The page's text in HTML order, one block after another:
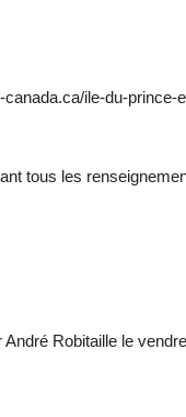
ile-du-prince-
tous les
Robitaille le